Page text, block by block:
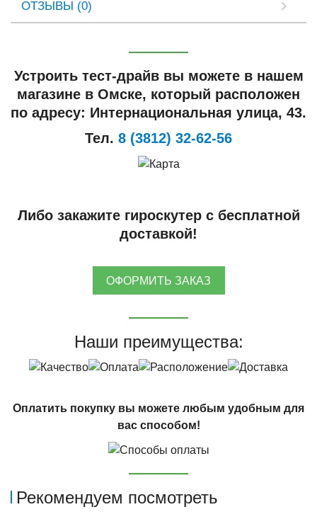
ОТЗЫВЫ (0)
Устроить тест-драйв вы можете в нашем
магазине в Омске, который расположен
по адресу: Интернациональная улица, 43.
Тел. 8 (3812) 32-62-56
Либо закажите гироскутер с бесплатной
доставкой!
ОФОРМИТЬ ЗАКАЗ
Наши преимущества:
Оплатить покупку вы можете любым удобным для
вас способом!
Рекомендуем посмотреть